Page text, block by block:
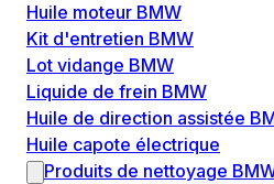
Huile moteur BMW
Kit d'entretien BMW
Lot vidange BMW
Liquide de frein BMW
Huile de direction assistée
Huile capote électrique
Produits de nettoyage